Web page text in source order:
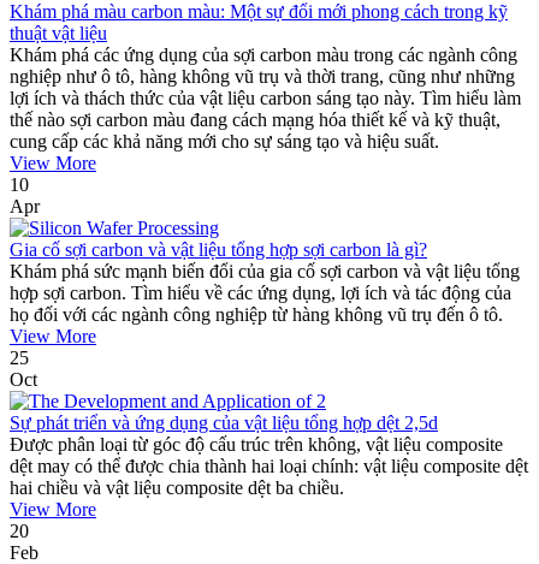
Khám phá màu carbon màu: Một sự đổi mới phong cách trong kỹ
thuật vật liệu
Khám phá các ứng dụng của sợi carbon màu trong các ngành công
nghiệp như ô tô, hàng không vũ trụ và thời trang, cũng như những
lợi ích và thách thức của vật liệu carbon sáng tạo này. Tìm hiểu làm
thế nào sợi carbon màu đang cách mạng hóa thiết kế và kỹ thuật,
cung cấp các khả năng mới cho sự sáng tạo và hiệu suất.
View More
10
Apr
Gia cố sợi carbon và vật liệu tổng hợp sợi carbon là gì?
Khám phá sức mạnh biến đổi của gia cố sợi carbon và vật liệu tổng
hợp sợi carbon. Tìm hiểu về các ứng dụng, lợi ích và tác động của
họ đối với các ngành công nghiệp từ hàng không vũ trụ đến ô tô.
View More
25
Oct
Sự phát triển và ứng dụng của vật liệu tổng hợp dệt 2,5d
Được phân loại từ góc độ cấu trúc trên không, vật liệu composite
dệt may có thể được chia thành hai loại chính: vật liệu composite dệt
hai chiều và vật liệu composite dệt ba chiều.
View More
20
Feb